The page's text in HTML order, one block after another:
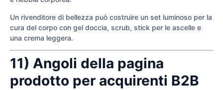
Un rivenditore di bellezza può costruire un set luminoso per la
cura del corpo con gel doccia, scrub, stick per le ascelle e
una crema leggera.
11) Angoli della pagina
prodotto per acquirenti B2B